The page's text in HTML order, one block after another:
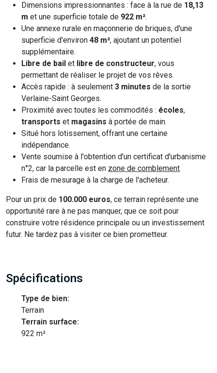
Dimensions impressionnantes : face à la rue de 18,13
m et une superficie totale de 922 m².
Une annexe rurale en maçonnerie de briques, d'une
superficie d'environ 48 m², ajoutant un potentiel
supplémentaire.
Libre de bail et libre de constructeur, vous
permettant de réaliser le projet de vos rêves.
Accès rapide : à seulement 3 minutes de la sortie
Verlaine-Saint Georges.
Proximité avec toutes les commodités : écoles,
transports et magasins à portée de main.
Situé hors lotissement, offrant une certaine
indépendance.
Vente soumise à l'obtention d'un certificat d'urbanisme
n°2, car la parcelle est en zone de comblement.
Frais de mesurage à la charge de l'acheteur.
Pour un prix de 100.000 euros, ce terrain représente une
opportunité rare à ne pas manquer, que ce soit pour
construire votre résidence principale ou un investissement
futur. Ne tardez pas à visiter ce bien prometteur.
Spécifications
Type de bien:
Terrain
Terrain surface:
922 m²